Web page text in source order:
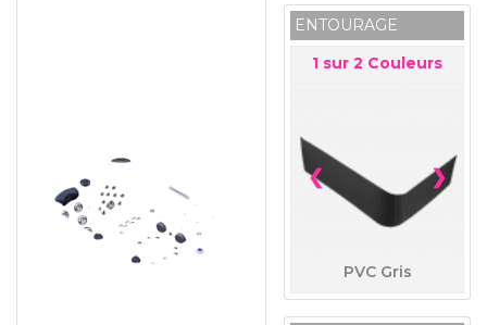
ENTOURAGE
1 sur2 Couleurs
PVC Gris
❮ ❯